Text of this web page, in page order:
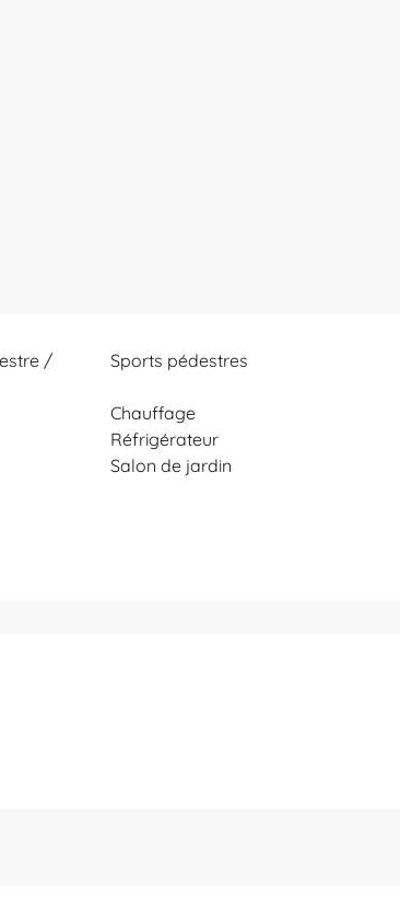
/
Sports pédestres
Chauffage
Réfrigérateur
Salon de jardin